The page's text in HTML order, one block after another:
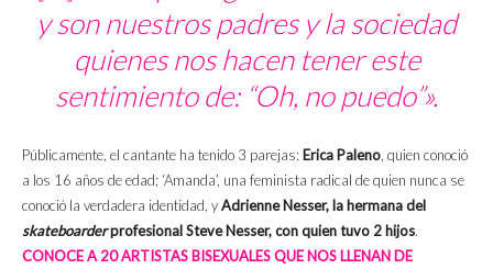
y son nuestros padres y la sociedad
quienes nos hacen tener este
sentimiento de: “Oh, no puedo”».
Públicamente, el cantante ha tenido 3 parejas: Erica Paleno, quien conoció
a los 16 años de edad; ‘Amanda’, una feminista radical de quien nunca se
conoció la verdadera identidad, yAdrienne Nesser, la hermana del
skateboarderprofesional Steve Nesser, con quien tuvo 2 hijos.
CONOCE A 20 ARTISTAS BISEXUALES QUE NOS LLENAN DE